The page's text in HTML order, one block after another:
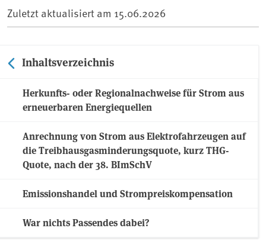
Zuletzt aktualisiert am 15.06.2026
Inhaltsverzeichnis
Herkunfts- oder Regionalnachweise für Strom aus
erneuerbaren Energiequellen
Anrechnung von Strom aus Elektrofahrzeugen auf
die Treibhausgasminderungsquote, kurz THG-
Quote, nach der 38. BImSchV
Emissionshandel und Strompreiskompensation
War nichts Passendes dabei?